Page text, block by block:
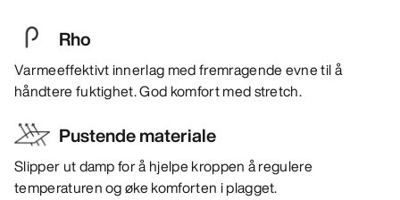
Rho
Varmeeffektivt innerlag med fremragende evne til å
håndtere fuktighet. God komfort med stretch.
Pustende materiale
Slipper ut damp for å hjelpe kroppen å regulere
temperaturen og øke komforten i plagget.